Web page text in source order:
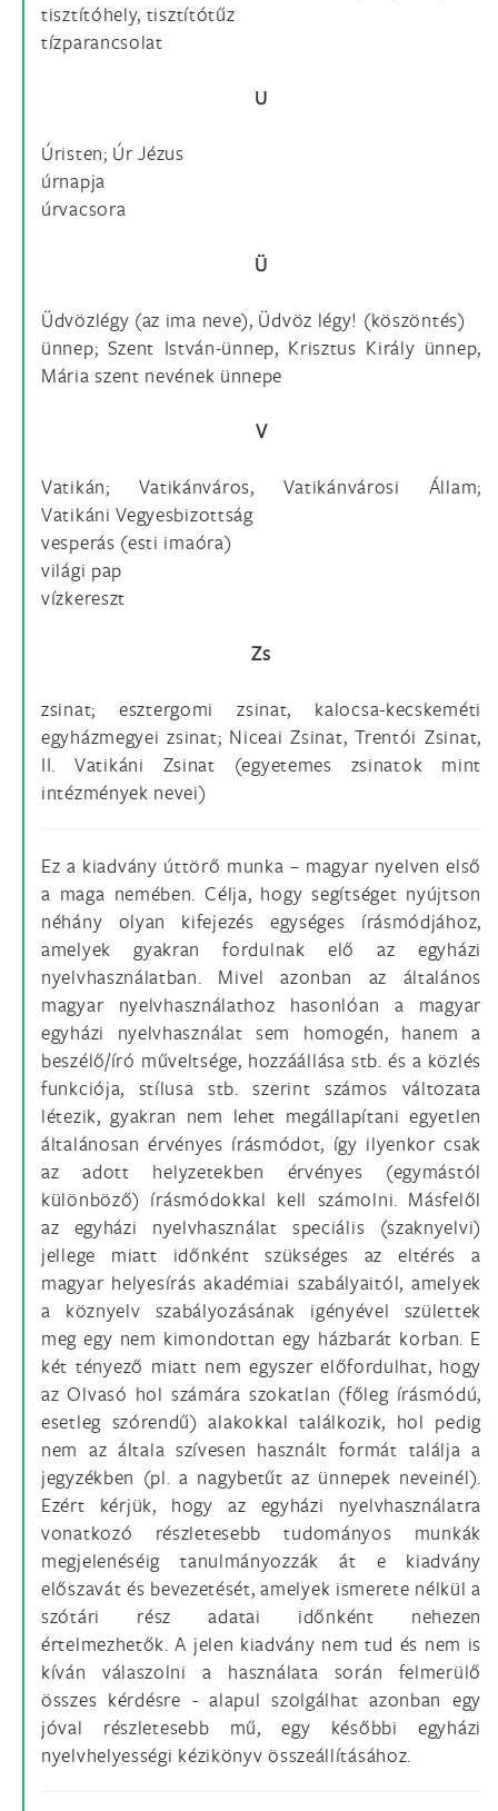
tisztítóhely, tisztítótűz
tízparancsolat
U
Úristen; Úr Jézus
úrnapja
úrvacsora
Ü
Üdvözlégy (az ima neve), Üdvöz légy! (köszöntés)
ünnep; Szent István-ünnep, Krisztus Király ünnep,
Mária szent nevének ünnepe
V
Vatikán; Vatikánváros, Vatikánvárosi Állam;
Vatikáni Vegyesbizottság
vesperás (esti imaóra)
világi pap
vízkereszt
Zs
zsinat; esztergomi zsinat, kalocsa-kecskeméti
egyházmegyei zsinat; Niceai Zsinat, Trentói Zsinat,
II. Vatikáni Zsinat (egyetemes zsinatok mint
intézmények nevei)
Ez a kiadvány úttörő munka – magyar nyelven első
a maga nemében. Célja, hogy segítséget nyújtson
néhány olyan kifejezés egységes írásmódjához,
amelyek gyakran fordulnak elő az egyházi
nyelvhasználatban. Mivel azonban az általános
magyar nyelvhasználathoz hasonlóan a magyar
egyházi nyelvhasználat sem homogén, hanem a
beszélő/író műveltsége, hozzáállása stb. és a közlés
funkciója, stílusa stb. szerint számos változata
létezik, gyakran nem lehet megállapítani egyetlen
általánosan érvényes írásmódot, így ilyenkor csak
az adott helyzetekben érvényes (egymástól
különböző) írásmódokkal kell számolni. Másfelől
az egyházi nyelvhasználat speciális (szaknyelvi)
jellege miatt időnként szükséges az eltérés a
magyar helyesírás akadémiai szabályaitól, amelyek
a köznyelv szabályozásának igényével születtek
meg egy nem kimondottan egy házbarát korban. E
két tényező miatt nem egyszer előfordulhat, hogy
az Olvasó hol számára szokatlan (főleg írásmódú,
esetleg szórendű) alakokkal találkozik, hol pedig
nem az általa szívesen használt formát találja a
jegyzékben (pl. a nagybetűt az ünnepek neveinél).
Ezért kérjük, hogy az egyházi nyelvhasználatra
vonatkozó részletesebb tudományos munkák
megjelenéséig tanulmányozzák át e kiadvány
előszavát és bevezetését, amelyek ismerete nélkül a
szótári rész adatai időnként nehezen
értelmezhetők. A jelen kiadvány nem tud és nem is
kíván válaszolni a használata során felmerülő
összes kérdésre - alapul szolgálhat azonban egy
jóval részletesebb mű, egy későbbi egyházi
nyelvhelyességi kézikönyv összeállításához.